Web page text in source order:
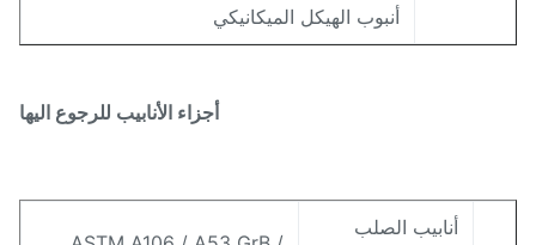
أنبوب الهيكل الميكانيكي
أجزاء الأنابيب للرجوع اليها
أنابيب الصلب